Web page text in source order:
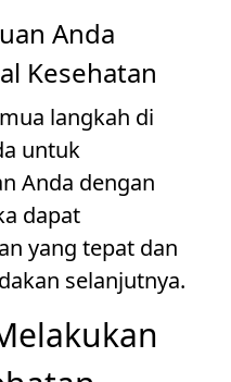
Anda
Kesehatan
langkah di
untuk
Anda dengan
dapat
yang tepat dan
selanjutnya.